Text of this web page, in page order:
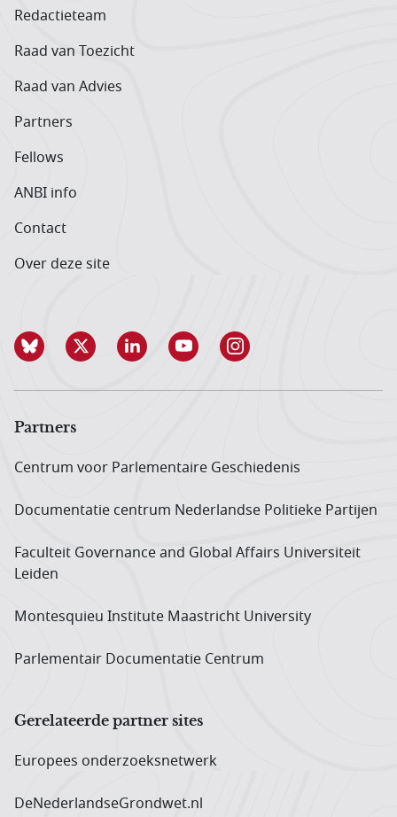
Redactieteam
Raad van Toezicht
Raad van Advies
Partners
Fellows
ANBI info
Contact
Over deze site
Partners
Centrum voor Parlementaire Geschiedenis
Documentatie centrum Neder­landse Politieke Partijen
Faculteit Governance and Global Affairs Universiteit
Leiden
Montesquieu Institute Maastricht University
Parlementair Documentatie Centrum
Gerelateerde partner sites
Europees onderzoeks­netwerk
DeNederlandseGrondwet.nl